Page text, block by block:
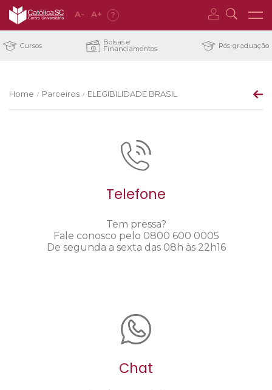
A- A+ ?
Cursos Bolsas e
Financiamentos Pós-graduação
Home / Parceiros / ELEGIBILIDADE BRASIL
Telefone
Tem pressa?
Fale conosco pelo 0800 600 0005
De segunda a sexta das 08h às 22h16
Chat